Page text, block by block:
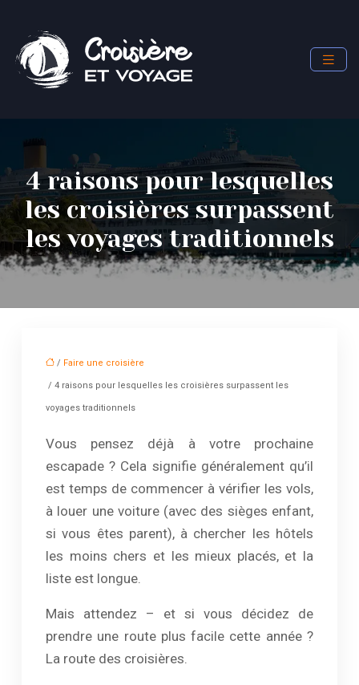
4 raisons pour lesquelles
les croisières surpassent
les voyages traditionnels
/ Faire une croisière
/ 4 raisons pour lesquelles les croisières surpassent les
voyages traditionnels
Vous pensez déjà à votre prochaine
escapade ? Cela signifie généralement qu’il
est temps de commencer à vérifier les vols,
à louer une voiture (avec des sièges enfant,
si vous êtes parent), à chercher les hôtels
les moins chers et les mieux placés, et la
liste est longue.
Mais attendez – et si vous décidez de
prendre une route plus facile cette année ?
La route des croisières.